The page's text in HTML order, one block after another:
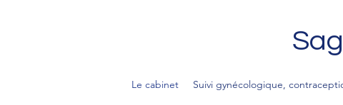
Le cabinet Suivi gynécologique,